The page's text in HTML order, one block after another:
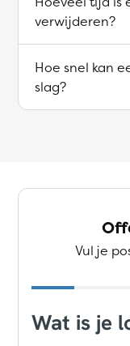
verwijderen?
Hoe snel kan
slag?
Vul je